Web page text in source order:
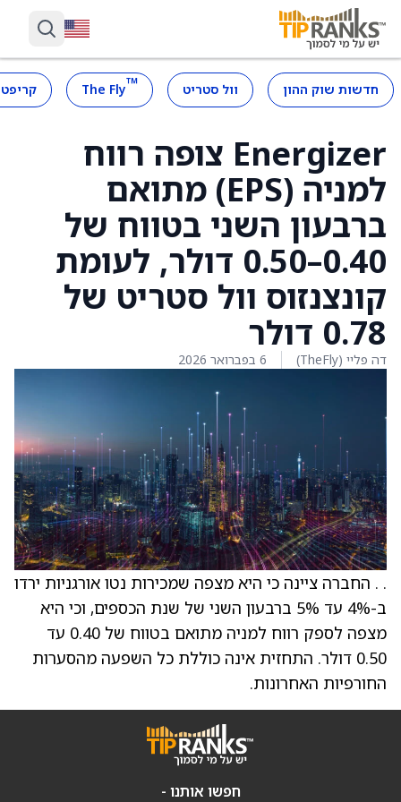
חדשות שוק ההון וול סטריט ™
The Fly
Energizer צופה רווח
למניה (EPS) מתואם
ברבעון השני בטווח של
0.40–0.50 דולר, לעומת
קונצנזוס וול סטריט של
0.78 דולר
דה פליי (TheFly) 6 בפברואר 2026
. . החברה ציינה כי היא מצפה שמכירות נטו אורגניות ירדו
ב-4% עד 5% ברבעון השני של שנת הכספים, וכי היא
מצפה לספק רווח למניה מתואם בטווח של 0.40 עד
0.50 דולר. התחזית אינה כוללת כל השפעה מהסערות
החורפיות האחרונות.
חפשו אותנו -